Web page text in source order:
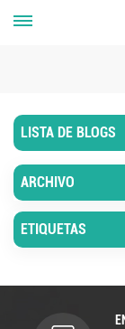
LISTA DE BLOGS
ARCHIVO
ETIQUETAS